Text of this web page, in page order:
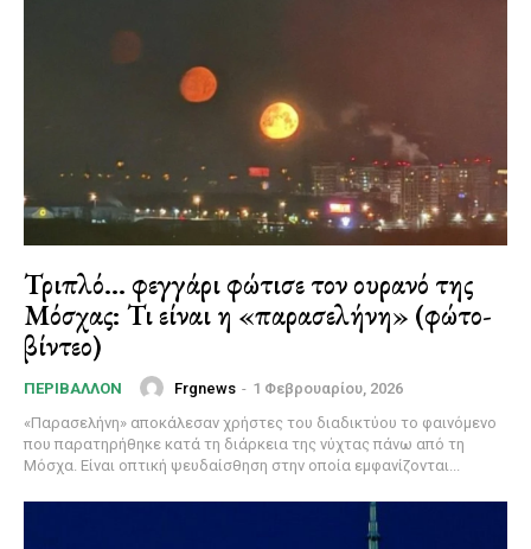
Τριπλό… φεγγάρι φώτισε τον ουρανό της
Μόσχας: Τι είναι η «παρασελήνη» (φώτο-
βίντεο)
ΠΕΡΙΒΆΛΛΟΝ Frgnews - 1 Φεβρουαρίου, 2026
«Παρασελήνη» αποκάλεσαν χρήστες του διαδικτύου το φαινόμενο
που παρατηρήθηκε κατά τη διάρκεια της νύχτας πάνω από τη
Μόσχα. Είναι οπτική ψευδαίσθηση στην οποία εμφανίζονται...